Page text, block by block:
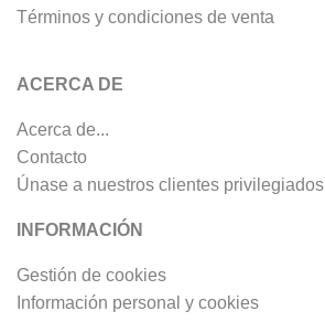
Términos y condiciones de venta
ACERCA DE
Acerca de...
Contacto
Únase a nuestros clientes privilegiados
INFORMACIÓN
Gestión de cookies
Información personal y cookies